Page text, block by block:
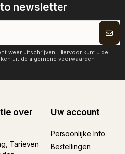
to newsletter
weer uitschrijven. Hiervoor kunt u de
uit de algemene voorwaarden.
over
Tarieven
Uw account
Persoonlijke Info
Bestellingen